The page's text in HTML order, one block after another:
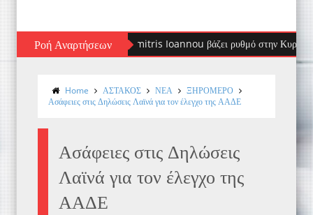
Ροή Αναρτήσεων
Seaside: Ο DJ Dimitris Ioannou βάζει ρυθμό στην Κυριακή μας!
Home ΑΣΤΑΚΟΣ ΝΕΑ
ΞΗΡΟΜΕΡΟ
Ασάφειες στις Δηλώσεις Λαϊνά για τον έλεγχο της ΑΑΔΕ
Ασάφειες στις Δηλώσεις
Λαϊνά για τον έλεγχο της
ΑΑΔΕ